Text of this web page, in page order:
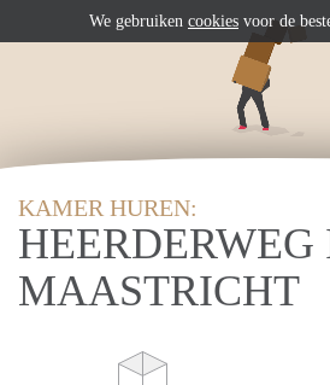
KAMER HUREN:
HEERDERWEG
MAASTRICHT
We gebruiken cookies voor de